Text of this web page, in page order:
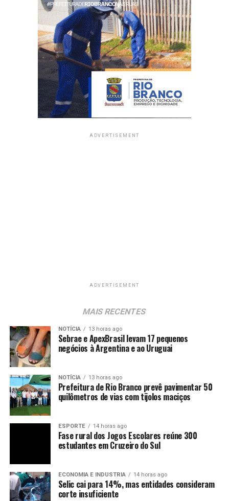
ADVERTISEMENT
ADVERTISEMENT
MAIS RECENTES
NOTÍCIA 13 horas ago
Sebrae e ApexBrasil levam 17 pequenos
negócios à Argentina e ao Uruguai
NOTÍCIA 13 horas ago
Prefeitura de Rio Branco prevê pavimentar 50
quilômetros de vias com tijolos maciços
ESPORTE 14 horas ago
Fase rural dos Jogos Escolares reúne 300
estudantes em Cruzeiro do Sul
ECONOMIA E INDUSTRIA 14 horas ago
Selic cai para 14%, mas entidades consideram
corte insuficiente